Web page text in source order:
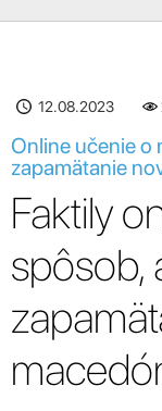
12.08.2023
Online učenie o
zapamätanie
Faktily
spôsob,